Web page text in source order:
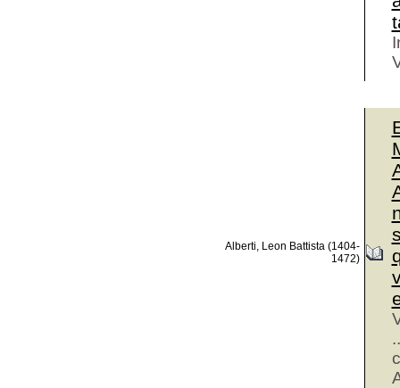
Alberti, Leon Battista (1404-
1472)